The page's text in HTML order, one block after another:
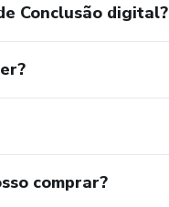
Conclusão digital?
comprar?